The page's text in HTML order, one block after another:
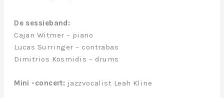
De sessieband:
Cajan Witmer – piano
Lucas Surringer – contrabas
Dimitrios Kosmidis – drums
Mini -concert: jazzvocalist Leah Kline